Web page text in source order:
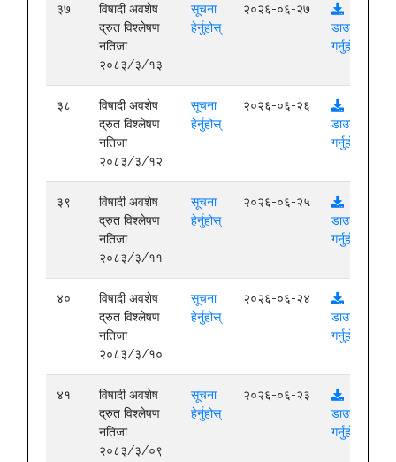
३७
विषादी अवशेष
द्रुत विश्लेषण
नतिजा
२०८३/३/१३
सूचना
हेर्नुहोस्
२०२६-०६-२७
डाउनलोड
गर्नुहोस्
३८
विषादी अवशेष
द्रुत विश्लेषण
नतिजा
२०८३/३/१२
सूचना
हेर्नुहोस्
२०२६-०६-२६
डाउनलोड
गर्नुहोस्
३९
विषादी अवशेष
द्रुत विश्लेषण
नतिजा
२०८३/३/११
सूचना
हेर्नुहोस्
२०२६-०६-२५
डाउनलोड
गर्नुहोस्
४०
विषादी अवशेष
द्रुत विश्लेषण
नतिजा
२०८३/३/१०
सूचना
हेर्नुहोस्
२०२६-०६-२४
डाउनलोड
गर्नुहोस्
४१
विषादी अवशेष
द्रुत विश्लेषण
नतिजा
२०८३/३/०९
सूचना
हेर्नुहोस्
२०२६-०६-२३
डाउनलोड
गर्नुहोस्